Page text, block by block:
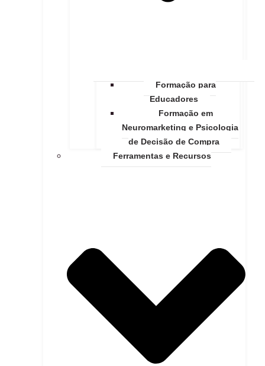
Formação para
Educadores
Formação em
Neuromarketing e Psicologia
de Decisão de Compra
Ferramentas e Recursos